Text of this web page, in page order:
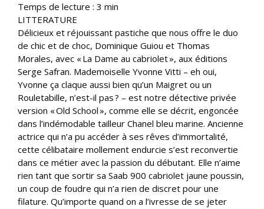
Temps de lecture : 3 min
LITTERATURE
Délicieux et réjouissant pastiche que nous offre le duo
de chic et de choc, Dominique Guiou et Thomas
Morales, avec « La Dame au cabriolet », aux éditions
Serge Safran. Mademoiselle Yvonne Vitti – eh oui,
Yvonne ça claque aussi bien qu’un Maigret ou un
Rouletabille, n’est-il pas ? – est notre détective privée
version « Old School », comme elle se décrit, engoncée
dans l’indémodable tailleur Chanel bleu marine. Ancienne
actrice qui n’a pu accéder à ses rêves d’immortalité,
cette célibataire mollement endurcie s’est reconvertie
dans ce métier avec la passion du débutant. Elle n’aime
rien tant que sortir sa Saab 900 cabriolet jaune poussin,
un coup de foudre qui n’a rien de discret pour une
filature. Qu’importe quand on a l’ivresse de se jeter